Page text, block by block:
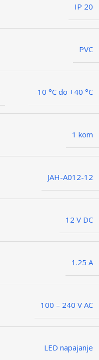
IP 20
PVC
-10 °C do +40 °C
1 kom
JAH-A012-12
12 V DC
1.25 A
100 – 240 V AC
LED napajanje